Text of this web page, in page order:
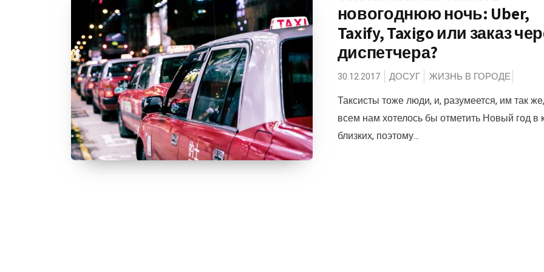
новогоднюю ночь: Uber,
Taxify, Taxigo или заказ
диспетчера?
30.12.2017 ДОСУГ ЖИЗНЬ В ГОРОДЕ
Таксисты тоже люди, и, разумеется, им так
всем нам хотелось бы отметить Новый год в
близких, поэтому...